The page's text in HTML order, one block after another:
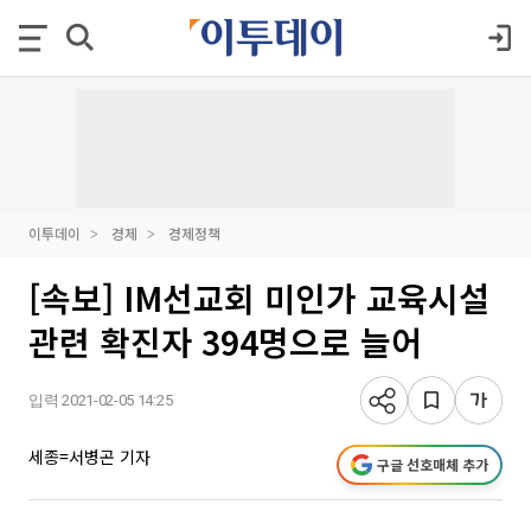
이투데이 경제 경제정책
[속보] IM선교회 미인가 교육시설
관련 확진자 394명으로 늘어
입력 2021-02-05 14:25
세종=서병곤 기자 구글 선호매체 추가